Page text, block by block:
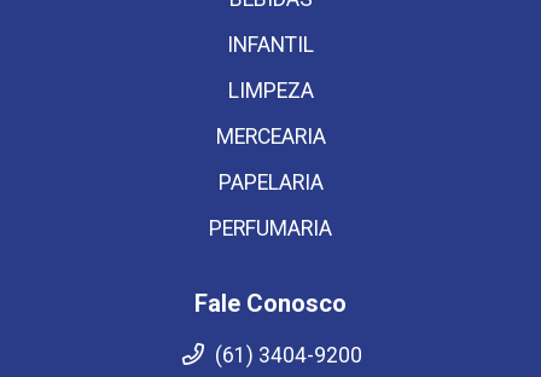
INFANTIL
LIMPEZA
MERCEARIA
PAPELARIA
PERFUMARIA
Fale Conosco
(61) 3404-9200